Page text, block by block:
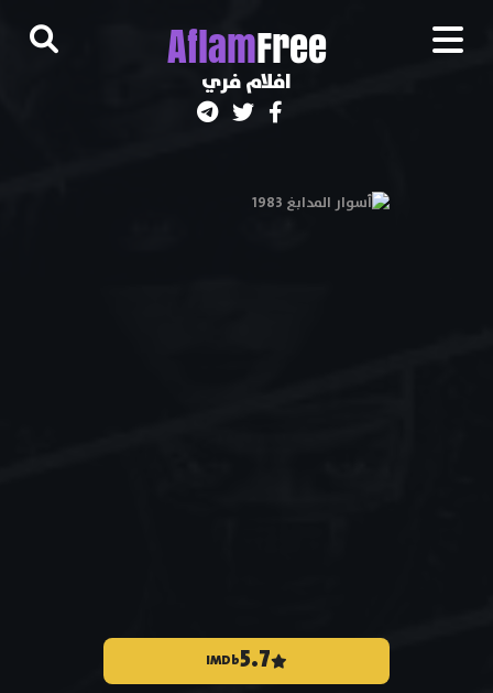
AflamFree
افلام فري
5.7
IMDb